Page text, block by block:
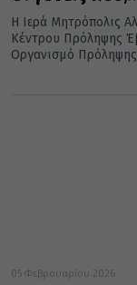
Η Ιερά Μητρόπολις
Κέντρου Πρόληψης
Οργανισμό Πρόληψης
05 Φεβρουαρίου 2026